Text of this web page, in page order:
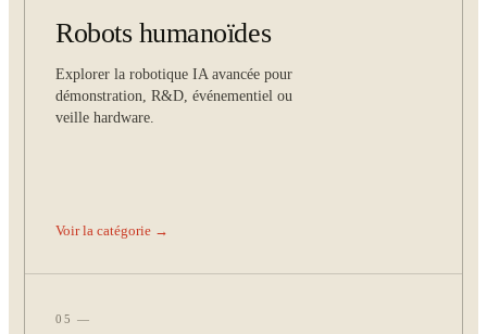
Robots humanoïdes
Explorer la robotique IA avancée pour
démonstration, R&D, événementiel ou
veille hardware.
Voir la catégorie →
05 —